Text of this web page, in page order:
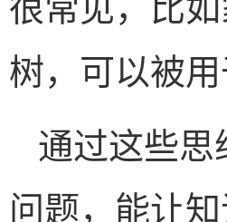
树，可以被
通过这些
问题，能让